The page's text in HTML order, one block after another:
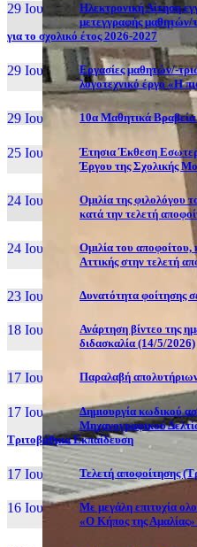
29 Ιουν, 26
Ηλεκτρονική Αίτηση
μετεγγραφής
για το σχολικό έτος 2026-2027
29 Ιουν, 26
Εργασίες μαθητών/-
λογοτεχνικό έργο «Η
29 Ιουν, 26 10α Μαθητικά
25 Ιουν, 26
Έτησια Έκθεση
Έργου της Σχολικής
24 Ιουν, 26
Ομιλία της φιλολόγου
κατά την τελετή
24 Ιουν, 26
Ομιλία του
Αττικής στην τελετή
23 Ιουν, 26 Δυνατότητα φοίτησης
18 Ιουν, 26
Ανάρτηση βίντεο της
διδασκαλία (14/5/2026)
17 Ιουν, 26 Παραλαβή
17 Ιουν, 26
Δημιουργία κωδικού
Μηχανογραφικού
Τριτοβάθμια Εκπαίδευση
17 Ιουν, 26 Τελετή αποφοίτησης
16 Ιουν, 26
Με μεγάλη επιτυχία
«Ο Κήπος της